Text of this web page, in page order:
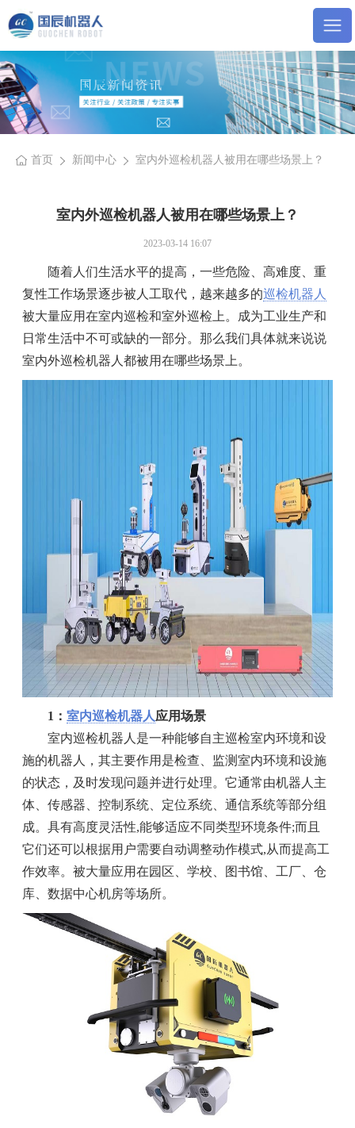
首页 新闻中心 室内外巡检机器人被用在哪些场景上？
室内外巡检机器人被用在哪些场景上？
2023-03-14 16:07
随着人们生活水平的提高，一些危险、高难度、重
复性工作场景逐步被人工取代，越来越多的巡检机器人
被大量应用在室内巡检和室外巡检上。成为工业生产和
日常生活中不可或缺的一部分。那么我们具体就来说说
室内外巡检机器人都被用在哪些场景上。
1：室内巡检机器人应用场景
室内巡检机器人是一种能够自主巡检室内环境和设
施的机器人，其主要作用是检查、监测室内环境和设施
的状态，及时发现问题并进行处理。它通常由机器人主
体、传感器、控制系统、定位系统、通信系统等部分组
成。具有高度灵活性,能够适应不同类型环境条件;而且
它们还可以根据用户需要自动调整动作模式,从而提高工
作效率。被大量应用在园区、学校、图书馆、工厂、仓
库、数据中心机房等场所。